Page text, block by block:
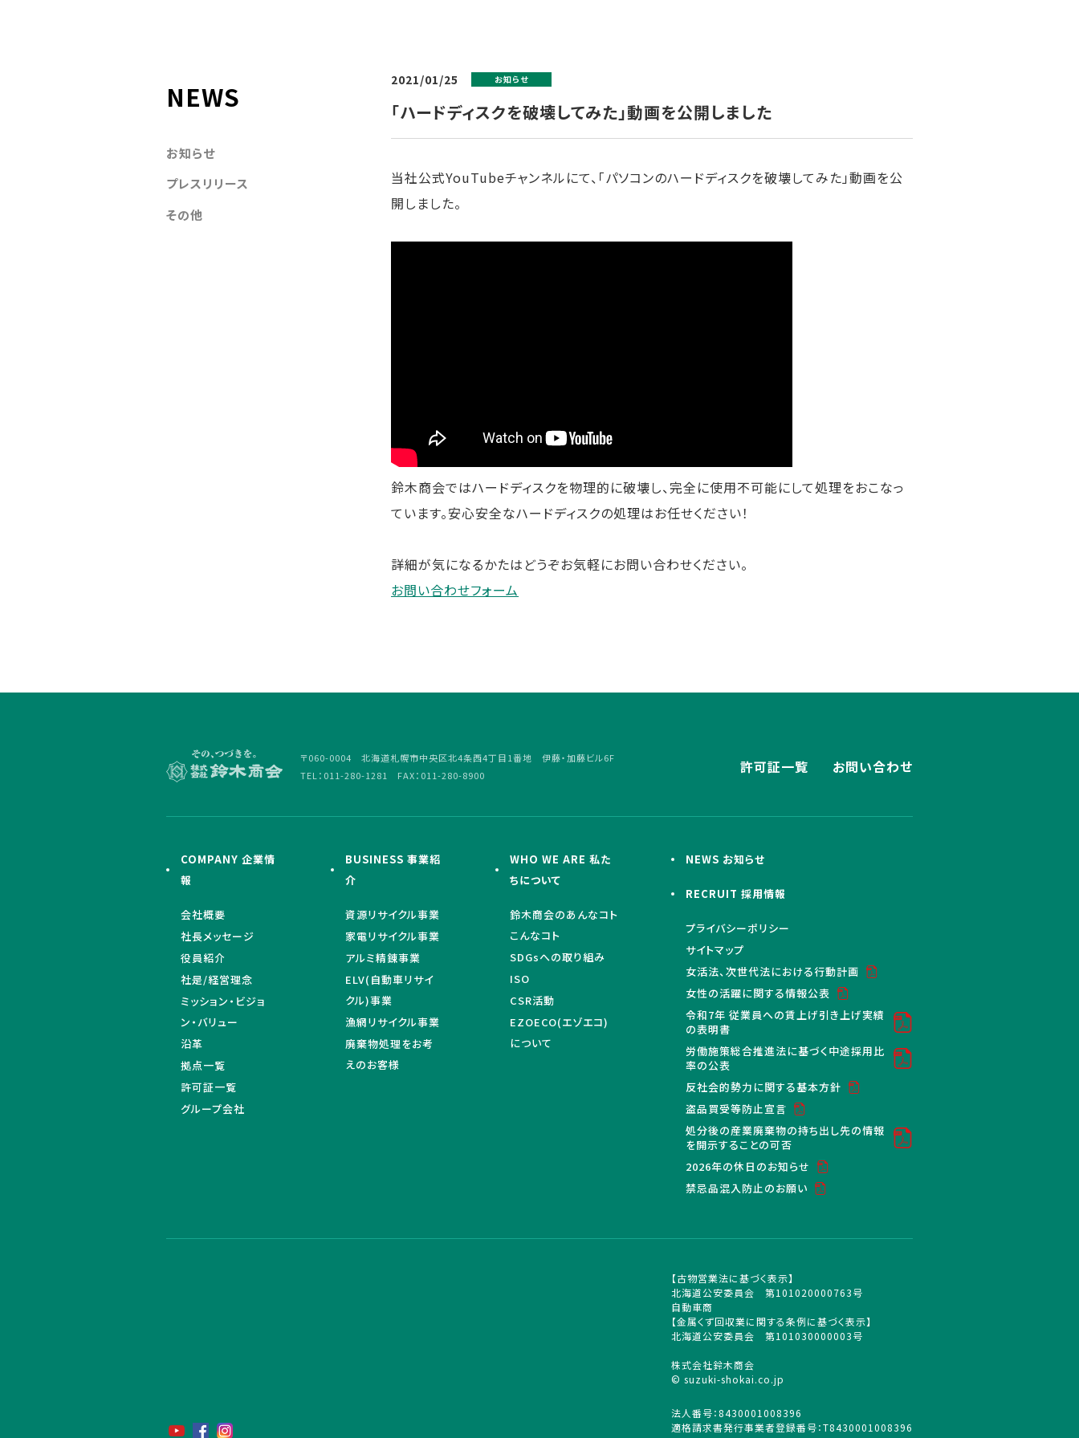
NEWS
お知らせ
プレスリリース
その他
2021/01/25 お知らせ
「ハードディスクを破壊してみた」動画を公開しました
当社公式YouTubeチャンネルにて、「パソコンのハードディスクを破壊してみた」動画を公
開しました。
鈴木商会ではハードディスクを物理的に破壊し、完全に使用不可能にして処理をおこなっ
ています。安心安全なハードディスクの処理はお任せください！
詳細が気になるかたはどうぞお気軽にお問い合わせください。
お問い合わせフォーム
〒060-0004 北海道札幌市中央区北4条西4丁目1番地 伊藤・加藤ビル6F
TEL：011-280-1281 FAX：011-280-8900
許可証一覧 お問い合わせ
COMPANY 企業情
報
会社概要
社長メッセージ
役員紹介
社是/経営理念
ミッション・ビジョ
ン・バリュー
沿革
拠点一覧
許可証一覧
グループ会社
BUSINESS 事業紹
介
資源リサイクル事業
家電リサイクル事業
アルミ精錬事業
ELV(自動車リサイ
クル)事業
漁網リサイクル事業
廃棄物処理をお考
えのお客様
WHO WE ARE 私た
ちについて
鈴木商会のあんなコト
こんなコト
SDGsへの取り組み
ISO
CSR活動
EZOECO(エゾエコ)
について
NEWS お知らせ
RECRUIT 採用情報
プライバシーポリシー
サイトマップ
女活法、次世代法における行動計画
女性の活躍に関する情報公表
令和7年 従業員への賃上げ引き上げ実績
の表明書
労働施策総合推進法に基づく中途採用比
率の公表
反社会的勢力に関する基本方針
盗品買受等防止宣言
処分後の産業廃棄物の持ち出し先の情報
を開示することの可否
2026年の休日のお知らせ
禁忌品混入防止のお願い
【古物営業法に基づく表示】
北海道公安委員会 第101020000763号
自動車商
【金属くず回収業に関する条例に基づく表示】
北海道公安委員会 第101030000003号
株式会社鈴木商会
© suzuki-shokai.co.jp
法人番号：8430001008396
適格請求書発行事業者登録番号：T8430001008396